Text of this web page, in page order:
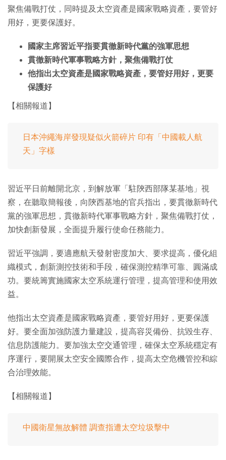
聚焦備戰打仗，同時提及太空資產是國家戰略資產，要管好
用好，更要保護好。
國家主席習近平指要貫徹新時代黨的強軍思想
貫徹新時代軍事戰略方針，聚焦備戰打仗
他指出太空資產是國家戰略資產，要管好用好，更要
保護好
【相關報道】
日本沖繩海岸發現疑似火箭碎片 印有「中國載人航
天」字樣
習近平日前離開北京，到解放軍「駐陝西部隊某基地」視
察，在聽取簡報後，向陝西基地的官兵指出，要貫徹新時代
黨的強軍思想，貫徹新時代軍事戰略方針，聚焦備戰打仗，
加快創新發展，全面提升履行使命任務能力。
習近平強調，要適應航天發射密度加大、要求提高，優化組
織模式，創新測控技術和手段，確保測控精準可靠、圓滿成
功。要統籌實施國家太空系統運行管理，提高管理和使用效
益。
他指出太空資產是國家戰略資產，要管好用好，更要保護
好。要全面加強防護力量建設，提高容災備份、抗毀生存、
信息防護能力。要加強太空交通管理，確保太空系統穩定有
序運行，要開展太空安全國際合作，提高太空危機管控和綜
合治理效能。
【相關報道】
中國衛星無故解體 調查指遭太空垃圾擊中